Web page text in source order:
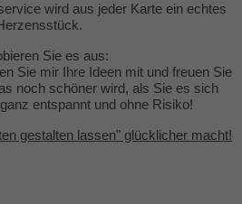
wird aus jeder Karte ein echtes
Sie es aus:
Sie mir Ihre Ideen mit und freuen Sie
noch schöner wird, als Sie es sich
entspannt und ohne Risiko!
gestalten lassen" glücklicher macht!